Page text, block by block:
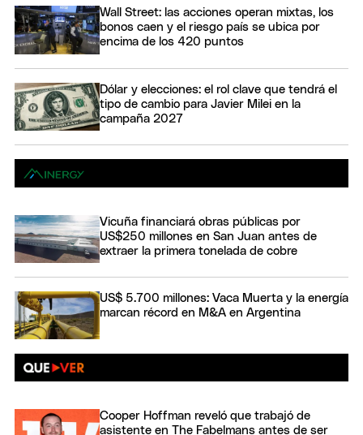
Wall Street: las acciones operan mixtas, los
bonos caen y el riesgo país se ubica por
encima de los 420 puntos
Dólar y elecciones: el rol clave que tendrá el
tipo de cambio para Javier Milei en la
campaña 2027
Vicuña financiará obras públicas por
US$250 millones en San Juan antes de
extraer la primera tonelada de cobre
US$ 5.700 millones: Vaca Muerta y la energía
marcan récord en M&A en Argentina
Cooper Hoffman reveló que trabajó de
asistente en The Fabelmans antes de ser